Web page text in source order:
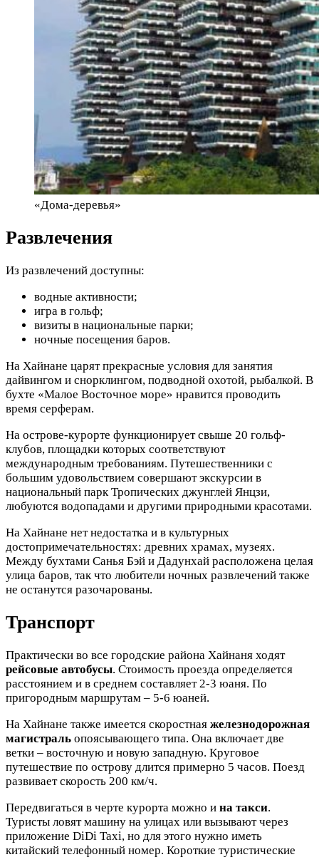
«Дома-деревья»
Развлечения
Из развлечений доступны:
водные активности;
игра в гольф;
визиты в национальные парки;
ночные посещения баров.
На Хайнане царят прекрасные условия для занятия
дайвингом и снорклингом, подводной охотой, рыбалкой. В
бухте «Малое Восточное море» нравится проводить
время серферам.
На острове-курорте функционирует свыше 20 гольф-
клубов, площадки которых соответствуют
международным требованиям. Путешественники с
большим удовольствием совершают экскурсии в
национальный парк Тропических джунглей Янцзи,
любуются водопадами и другими природными красотами.
На Хайнане нет недостатка и в культурных
достопримечательностях: древних храмах, музеях.
Между бухтами Санья Бэй и Дадунхай расположена целая
улица баров, так что любители ночных развлечений также
не останутся разочарованы.
Транспорт
Практически во все городские района Хайнаня ходят
рейсовые автобусы. Стоимость проезда определяется
расстоянием и в среднем составляет 2-3 юаня. По
пригородным маршрутам – 5-6 юаней.
На Хайнане также имеется скоростная железнодорожная
магистраль опоясывающего типа. Она включает две
ветки – восточную и новую западную. Круговое
путешествие по острову длится примерно 5 часов. Поезд
развивает скорость 200 км/ч.
Передвигаться в черте курорта можно и на такси.
Туристы ловят машину на улицах или вызывают через
приложение DiDi Taxi, но для этого нужно иметь
китайский телефонный номер. Короткие туристические